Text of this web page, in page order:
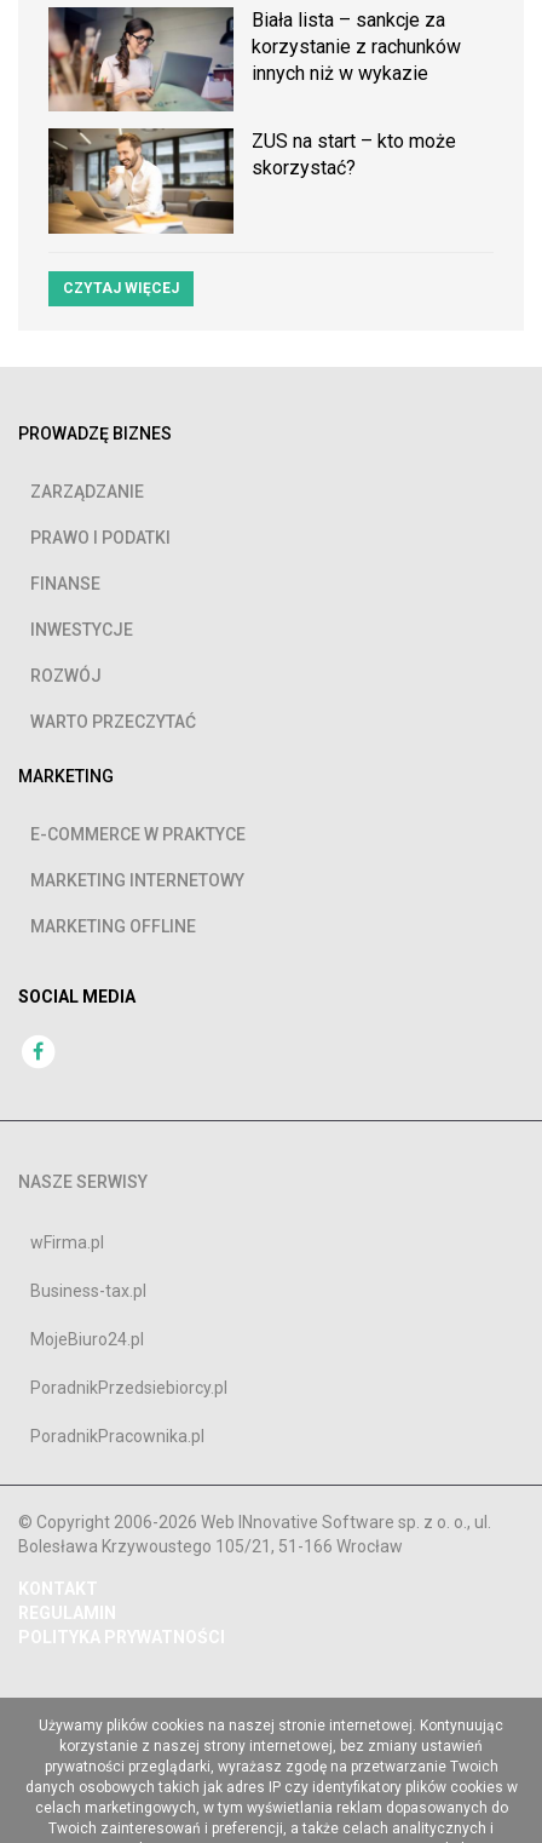
Biała lista – sankcje za
korzystanie z rachunków
innych niż w wykazie
ZUS na start – kto może
skorzystać?
CZYTAJ WIĘCEJ
PROWADZĘ BIZNES
ZARZĄDZANIE
PRAWO I PODATKI
FINANSE
INWESTYCJE
ROZWÓJ
WARTO PRZECZYTAĆ
MARKETING
E-COMMERCE W PRAKTYCE
MARKETING INTERNETOWY
MARKETING OFFLINE
SOCIAL MEDIA
NASZE SERWISY
wFirma.pl
Business-tax.pl
MojeBiuro24.pl
PoradnikPrzedsiebiorcy.pl
PoradnikPracownika.pl
© Copyright 2006-2026 Web INnovative Software sp. z o. o., ul.
Bolesława Krzywoustego 105/21, 51-166 Wrocław
KONTAKT
REGULAMIN
POLITYKA PRYWATNOŚCI
Używamy plików cookies na naszej stronie internetowej. Kontynuując
korzystanie z naszej strony internetowej, bez zmiany ustawień
prywatności przeglądarki, wyrażasz zgodę na przetwarzanie Twoich
danych osobowych takich jak adres IP czy identyfikatory plików cookies w
celach marketingowych, w tym wyświetlania reklam dopasowanych do
Twoich zainteresowań i preferencji, a także celach analitycznych i